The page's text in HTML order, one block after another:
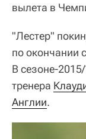
вылета в
"Лестер"
по окончании
В сезоне-
тренера
Англии.